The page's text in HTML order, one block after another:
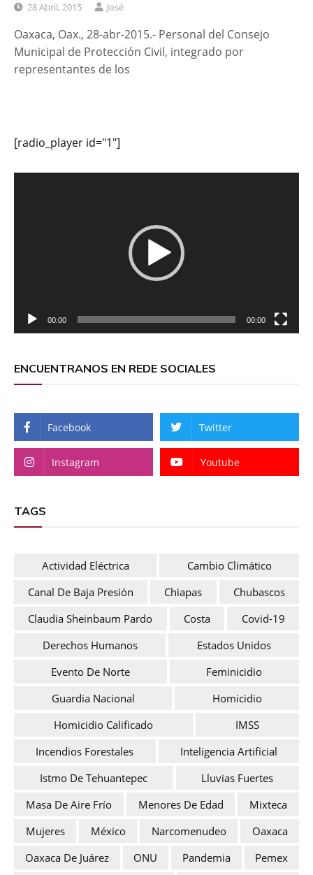
28 Abril, 2015 José
Oaxaca, Oax., 28-abr-2015.- Personal del Consejo
Municipal de Protección Civil, integrado por
representantes de los
[radio_player id="1"]
00:00 00:00
ENCUENTRANOS EN REDE SOCIALES
Facebook Twitter
Instagram Youtube
TAGS
Actividad Eléctrica
Cambio Climático
Canal De Baja Presión
Chiapas
Chubascos
Claudia Sheinbaum Pardo
Costa
Covid-19
Derechos Humanos
Estados Unidos
Evento De Norte
Feminicidio
Guardia Nacional
Homicidio
Homicidio Calificado
IMSS
Incendios Forestales
Inteligencia Artificial
Istmo De Tehuantepec
Lluvias Fuertes
Masa De Aire Frío
Menores De Edad
Mixteca
Mujeres
México Narcomenudeo
Oaxaca
Oaxaca De Juárez
ONU Pandemia
Pemex